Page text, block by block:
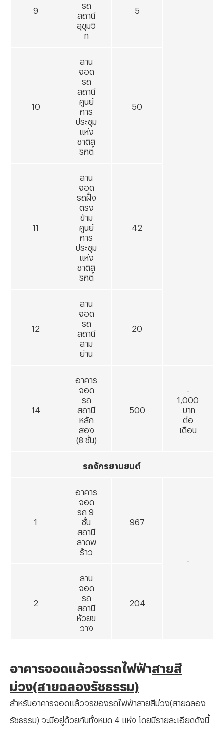
9
รถ
สถานี
สุขุมวิ
ท
5
10
ลาน
จอด
รถ
สถานี
ศูนย์
การ
ประชุม
แห่ง
ชาติสิ
ริกิติ์
50
11
ลาน
จอด
รถฝั่ง
ตรง
ข้าม
ศูนย์
การ
ประชุม
แห่ง
ชาติสิ
ริกิติ์
42
12
ลาน
จอด
รถ
สถานี
สาม
ย่าน
20
14
อาคาร
จอด
รถ
สถานี
หลัก
สอง
(8 ชั้น)
500
1,000
บาท
ต่อ
เดือน
รถจักรยานยนต์
1
อาคาร
จอด
รถ 9
ชั้น
สถานี
ลาดพ
ร้าว
967
2
ลาน
จอด
รถ
สถานี
ห้วยข
วาง
204
อาคารจอดแล้วจรรถไฟฟ้าสายสี
ม่วง(สายฉลองรัชธรรม)
สำหรับอาคารจอดแล้วจรของรถไฟฟ้าสายสีม่วง(สายฉลอง
รัชธรรม) จะมีอยู่ด้วยกันทั้งหมด 4 แห่ง โดยมีรายละเอียดดังนี้